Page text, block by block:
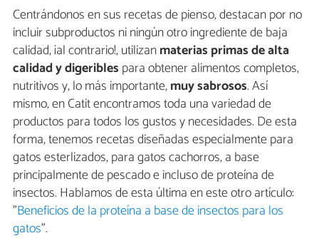
Centrándonos en sus recetas de pienso, destacan por no
incluir subproductos ni ningún otro ingrediente de baja
calidad, ¡al contrario!, utilizanmaterias primas de alta
calidad y digeribles para obtener alimentos completos,
nutritivos y, lo más importante,muy sabrosos. Así
mismo, en Catit encontramos toda una variedad de
productos para todos los gustos y necesidades. De esta
forma, tenemos recetas diseñadas especialmente para
gatos esterlizados, para gatos cachorros, a base
principalmente de pescado e incluso de proteína de
insectos. Hablamos de esta última en este otro artículo:
"Beneficios de la proteína a base de insectos para los
gatos".